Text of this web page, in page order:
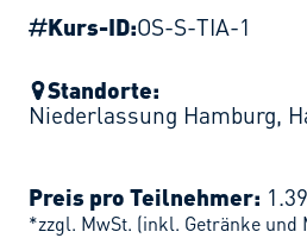
Kurs-ID:OS-S-TIA-1
Standorte:
Niederlassung Hamburg,
Preis pro Teilnehmer:
*zzgl. MwSt. (inkl. Getränke und